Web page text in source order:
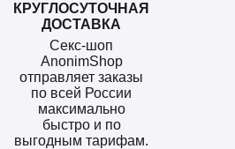
КРУГЛОСУТОЧНАЯ
ДОСТАВКА
Секс-шоп
AnonimShop
отправляет заказы
по всей России
максимально
быстро и по
выгодным тарифам.